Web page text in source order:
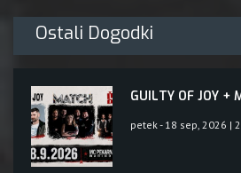
Ostali Dogodki
GUILTY OF JOY
petek - 18 sep, 2026 |